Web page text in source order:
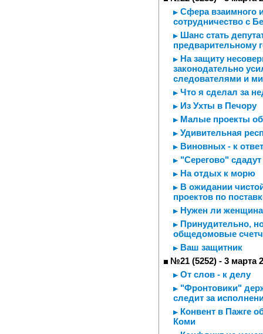
Сфера взаимного
сотрудничество с
Шанс стать
предварительному
На защиту
законодательно
следователями и
Что я сделал за
Из Ухты в Печору
Малые проекты
Удивительная
Виновных - к
"Серегово" сдадут
На отдых к морю
В ожидании
проектов по
Нужен ли
Принудительно,
общедомовые
Ваш защитник
№21 (5252) - 3 марта
От слов - к делу
"Фронтовики"
следит за
Конвент в Пажге
Коми